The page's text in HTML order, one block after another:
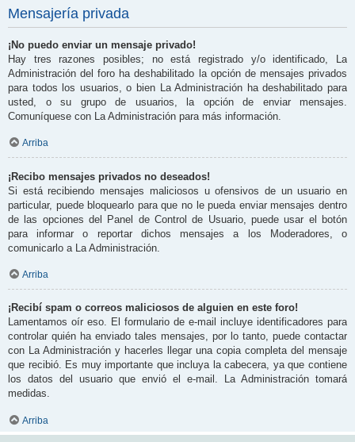
Mensajería privada
¡No puedo enviar un mensaje privado!
Hay tres razones posibles; no está registrado y/o identificado, La
Administración del foro ha deshabilitado la opción de mensajes privados
para todos los usuarios, o bien La Administración ha deshabilitado para
usted, o su grupo de usuarios, la opción de enviar mensajes.
Comuníquese con La Administración para más información.
Arriba
¡Recibo mensajes privados no deseados!
Si está recibiendo mensajes maliciosos u ofensivos de un usuario en
particular, puede bloquearlo para que no le pueda enviar mensajes dentro
de las opciones del Panel de Control de Usuario, puede usar el botón
para informar o reportar dichos mensajes a los Moderadores, o
comunicarlo a La Administración.
Arriba
¡Recibí spam o correos maliciosos de alguien en este foro!
Lamentamos oír eso. El formulario de e-mail incluye identificadores para
controlar quién ha enviado tales mensajes, por lo tanto, puede contactar
con La Administración y hacerles llegar una copia completa del mensaje
que recibió. Es muy importante que incluya la cabecera, ya que contiene
los datos del usuario que envió el e-mail. La Administración tomará
medidas.
Arriba